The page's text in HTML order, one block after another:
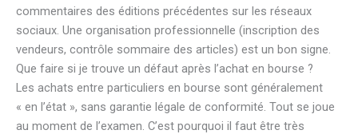
commentaires des éditions précédentes sur les réseaux
sociaux. Une organisation professionnelle (inscription des
vendeurs, contrôle sommaire des articles) est un bon signe.
Que faire si je trouve un défaut après l’achat en bourse ?
Les achats entre particuliers en bourse sont généralement
« en l’état », sans garantie légale de conformité. Tout se joue
au moment de l’examen. C’est pourquoi il faut être très